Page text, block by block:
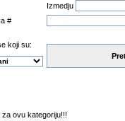
Izmedju
#
koji su:
ovu kategoriju!!!